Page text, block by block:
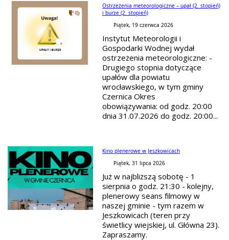
Ostrzeżenia meteorologiczne – upał (2. stopień)
i burze (2. stopień)
Piątek, 19 czerwca 2026
Instytut Meteorologii i
Gospodarki Wodnej wydał
ostrzeżenia meteorologiczne: -
Drugiego stopnia dotyczące
upałów dla powiatu
wrocławskiego, w tym gminy
Czernica Okres
obowiązywania: od godz. 20:00
dnia 31.07.2026 do godz. 20:00...
Kino plenerowe w Jeszkowicach
Piątek, 31 lipca 2026
Już w najbliższą sobotę - 1
sierpnia o godz. 21:30 - kolejny,
plenerowy seans filmowy w
naszej gminie - tym razem w
Jeszkowicach (teren przy
świetlicy wiejskiej, ul. Główna 23).
Zapraszamy.